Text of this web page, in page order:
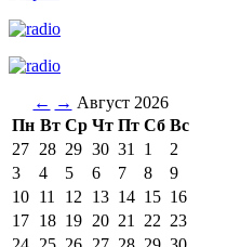
← → Август 2026
Пн Вт Ср Чт Пт Сб Вс
27 28 29 30 31 1
2
3
4 5 6 7 8
9
10 11 12 13 14 15 16
17 18 19 20 21 22 23